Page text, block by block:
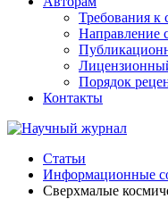
Требования к
Направление
Порядок
Контакты
Статьи
Информационные
Сверхмалые